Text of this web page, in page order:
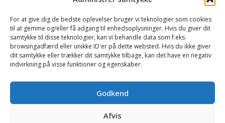
For at give dig de bedste oplevelser bruger vi teknologier som cookies
til at gemme og/eller få adgang til enhedsoplysninger. Hvis du giver dit
samtykke til disse teknologier, kan vi behandle data som f.eks.
browsingadfærd eller unikke ID'er på dette websted. Hvis du ikke giver
dit samtykke eller trækker dit samtykke tilbage, kan det have en negativ
indvirkning på visse funktioner og egenskaber.
Godkend
Afvis
FØLG OS PÅ SOCIALE MEDIER